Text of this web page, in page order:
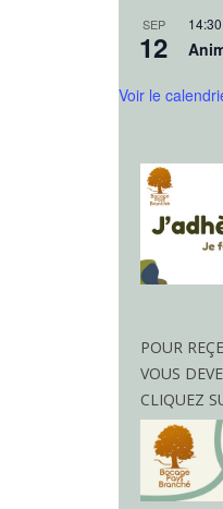
SEP
12
14:30
Voir le
POUR
VOUS
CLIQUEZ